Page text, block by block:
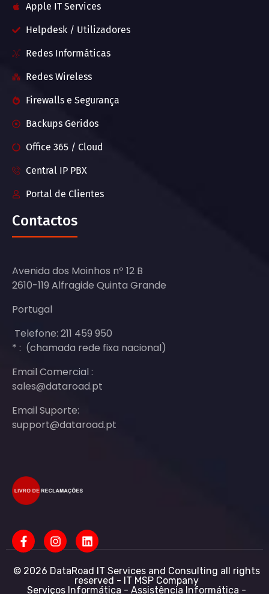
Apple IT Services
Helpdesk / Utilizadores
Redes Informáticas
Redes Wireless
Firewalls e Segurança
Backups Geridos
Office 365 / Cloud
Central IP PBX
Portal de Clientes
Contactos
Avenida dos Moinhos nº 12 B
2610-119 Alfragide Quinta Grande
Portugal
Telefone: 211 459 950
* : (chamada rede fixa nacional)
Email Comercial :
sales@dataroad.pt
Email Suporte:
support@dataroad.pt
© 2026 DataRoad IT Services and Consulting all rights
reserved - IT MSP Company
Serviços Informática - Assistência Informática -